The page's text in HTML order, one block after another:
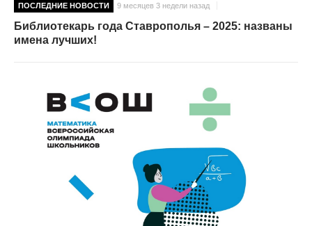
ПОСЛЕДНИЕ НОВОСТИ 9 месяцев 3 недели назад
Библиотекарь года Ставрополья – 2025: названы
имена лучших!